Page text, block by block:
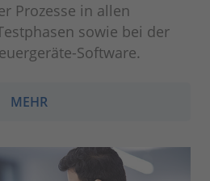
Prozesse in allen
sowie bei der
Software.
MEHR